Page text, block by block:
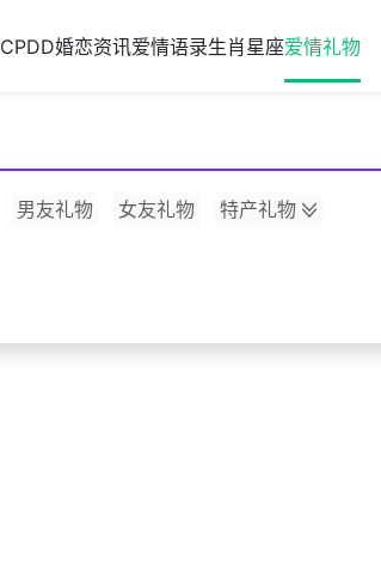
CPDD婚恋资讯爱情语录生肖星座爱情礼物
男友礼物 女友礼物
特产礼物